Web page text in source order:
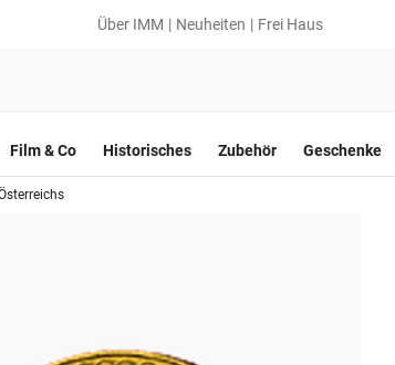
Über IMM Neuheiten Frei Haus
Film & Co Historisches Zubehör Geschenke